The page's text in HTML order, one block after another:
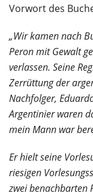
Vorwort des
„Wir kamen nach
Peron mit Gewalt
verlassen. Seine
Zerrüttung der
Nachfolger,
Argentinier waren
mein Mann war
Er hielt seine
riesigen
zwei benachbarten